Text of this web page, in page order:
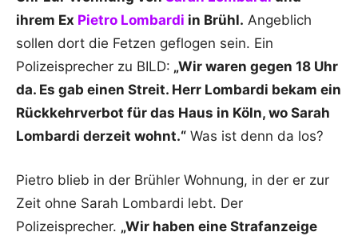
ihrem Ex Pietro Lombardi in Brühl. Angeblich
sollen dort die Fetzen geflogen sein. Ein
Polizeisprecher zu BILD: „Wir waren gegen 18 Uhr
da. Es gab einen Streit. Herr Lombardi bekam ein
Rückkehrverbot für das Haus in Köln, wo Sarah
Lombardi derzeit wohnt.“ Was ist denn da los?
Pietro blieb in der Brühler Wohnung, in der er zur
Zeit ohne Sarah Lombardi lebt. Der
Polizeisprecher. „Wir haben eine Strafanzeige